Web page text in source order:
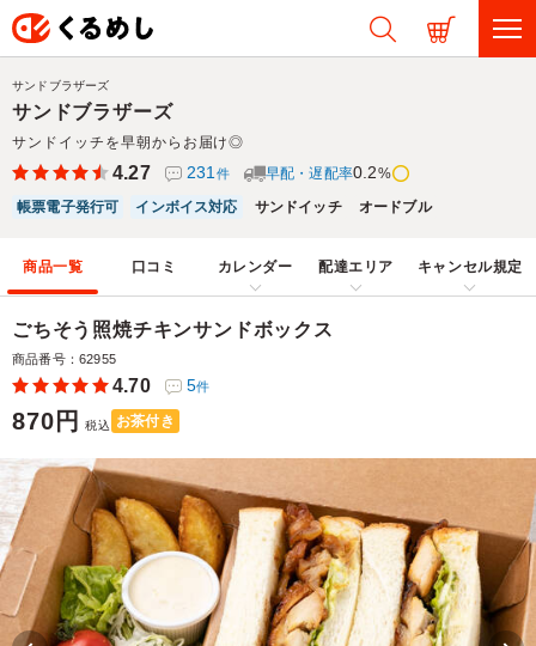
サンドブラザーズ
サンドイッチを早朝からお届け◎
サンドブラザーズ
4.27 231 件 早配・遅配率0.2%
帳票電子発行可
インボイス対応 サンドイッチ オードブル
商品一覧 口コミ カレンダー 配達エリア キャンセル規定
ごちそう照焼チキンサンドボックス
商品番号：62955
4.70 5件
870円 税込 お茶付き